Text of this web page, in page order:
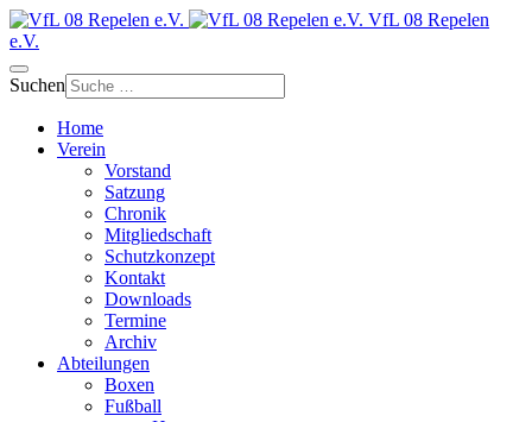
VfL 08 Repelen
e.V.
Suchen
Home
Verein
Vorstand
Satzung
Chronik
Mitgliedschaft
Schutzkonzept
Kontakt
Downloads
Termine
Archiv
Abteilungen
Boxen
Fußball